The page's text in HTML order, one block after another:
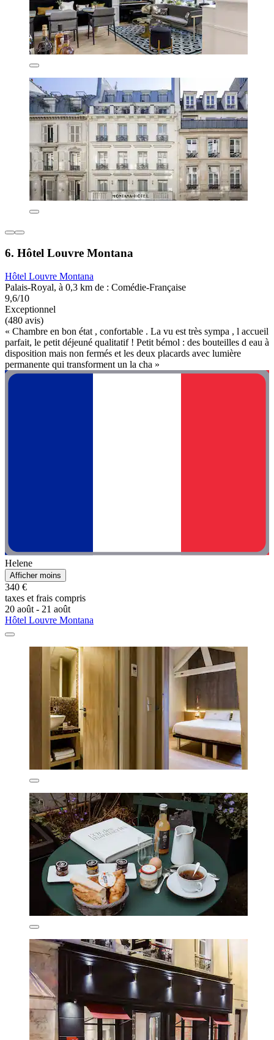
6. Hôtel Louvre Montana
Hôtel Louvre Montana
Palais-Royal, à 0,3 km de : Comédie-Française
9,6/10
Exceptionnel
(480 avis)
« Chambre en bon état , confortable . La vu est très sympa , l accueil
parfait, le petit déjeuné qualitatif ! Petit bémol : des bouteilles d eau à
disposition mais non fermés et les deux placards avec lumière
permanente qui transforment un la cha »
Helene
Afficher moins
340 €
taxes et frais compris
20 août - 21 août
Hôtel Louvre Montana